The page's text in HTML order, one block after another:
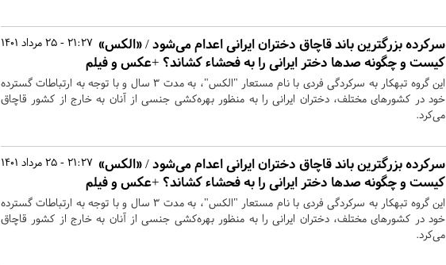
21:27 - 25 مرداد 1401 سرکرده بزرگترین باند قاچاق دختران ایرانی اعدام می‌شود / «الکس»
کیست و چگونه صدها دختر ایرانی را به فحشاء کشاند؟ +عکس و فیلم
این گروه تبهکار به سرکردگی فردی با نام مستعار "الکس"، به مدت ٣ سال و با توجه به ارتباطات گسترده
خود در کشورهای مختلف، دختران ایرانی را به منظور بهره‌کشی جنسی از آنان به خارج از کشور قاچاق
می‌کرد.
21:27 - 25 مرداد 1401 سرکرده بزرگترین باند قاچاق دختران ایرانی اعدام می‌شود / «الکس»
کیست و چگونه صدها دختر ایرانی را به فحشاء کشاند؟ +عکس و فیلم
این گروه تبهکار به سرکردگی فردی با نام مستعار "الکس"، به مدت ٣ سال و با توجه به ارتباطات گسترده
خود در کشورهای مختلف، دختران ایرانی را به منظور بهره‌کشی جنسی از آنان به خارج از کشور قاچاق
می‌کرد.